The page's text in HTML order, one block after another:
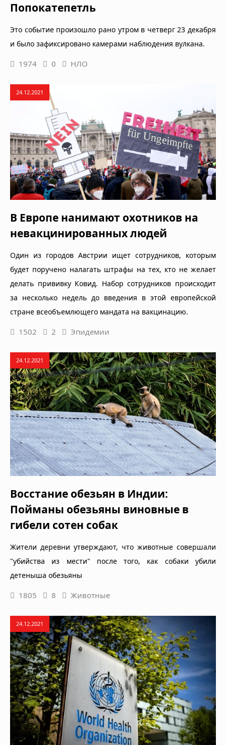
Попокатепетль
Это событие произошло рано утром в четверг 23 декабря
и было зафиксировано камерами наблюдения вулкана.
1974 0 НЛО
24.12.2021
В Европе нанимают охотников на
невакцинированных людей
Один из городов Австрии ищет сотрудников, которым
будет поручено налагать штрафы на тех, кто не желает
делать прививку Ковид. Набор сотрудников происходит
за несколько недель до введения в этой европейской
стране всеобъемлющего мандата на вакцинацию.
1502 2 Эпидемии
24.12.2021
Восстание обезьян в Индии:
Пойманы обезьяны виновные в
гибели сотен собак
Жители деревни утверждают, что животные совершали
"убийства из мести" после того, как собаки убили
детеныша обезьяны
1805 8 Животные
24.12.2021